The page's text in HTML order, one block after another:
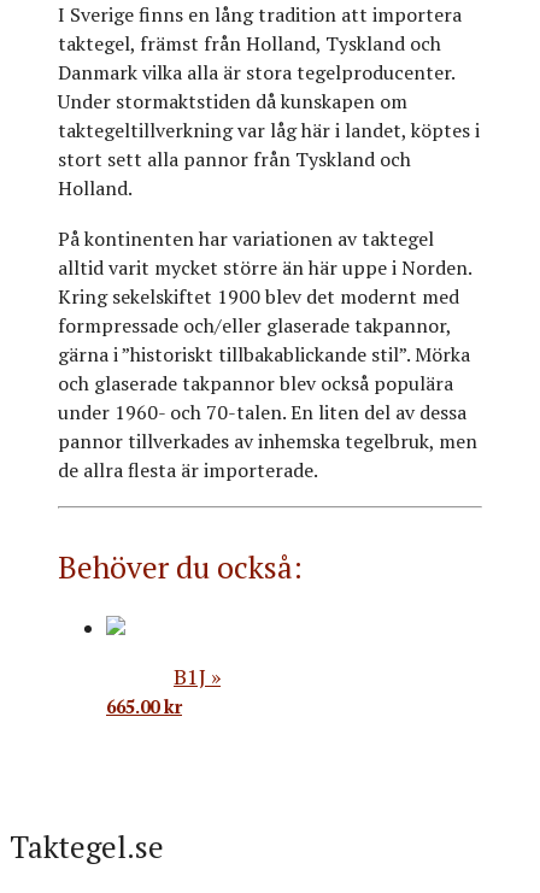
I Sverige finns en lång tradition att importera
taktegel, främst från Holland, Tyskland och
Danmark vilka alla är stora tegelproducenter.
Under stormaktstiden då kunskapen om
taktegeltillverkning var låg här i landet, köptes i
stort sett alla pannor från Tyskland och
Holland.
På kontinenten har variationen av taktegel
alltid varit mycket större än här uppe i Norden.
Kring sekelskiftet 1900 blev det modernt med
formpressade och/eller glaserade takpannor,
gärna i ”historiskt tillbakablickande stil”. Mörka
och glaserade takpannor blev också populära
under 1960- och 70-talen. En liten del av dessa
pannor tillverkades av inhemska tegelbruk, men
de allra flesta är importerade.
Behöver du också:
B1J
665.00kr
Taktegel.se